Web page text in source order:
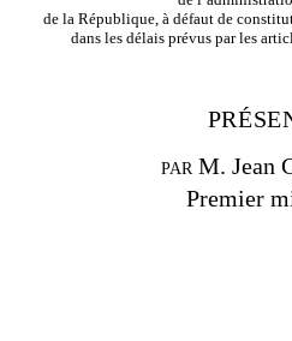
de la République, à défaut de
dans les délais prévus par les
parM. Jean
Premier